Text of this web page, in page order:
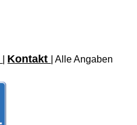
Kontakt
| Alle Angaben